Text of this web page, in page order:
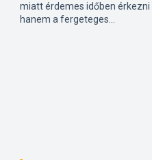
miatt érdemes időben
hanem a fergeteges...